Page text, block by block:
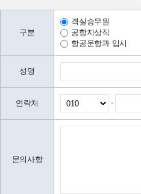
구분
객실승무원
공항지상직
항공운항과 입시
성명
연락처 -
문의사항